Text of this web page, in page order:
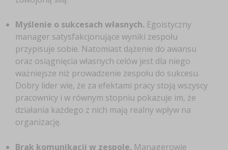
Myślenie o sukcesach własnych. Egoistyczny
manager satysfakcjonujące wyniki zespołu
przypisuje sobie. Natomiast dążenie do awansu
oraz osiągnięcia własnych celów jest dla niego
ważniejsze niż prowadzenie zespołu do sukcesu.
Dobry lider wie, że za efektami pracy stoją wszyscy
pracownicy i w równym stopniu pokazuje im, że
działania każdego z nich mają realny wpływ na
organizację.
Brak komunikacji w zespole. Managerowie